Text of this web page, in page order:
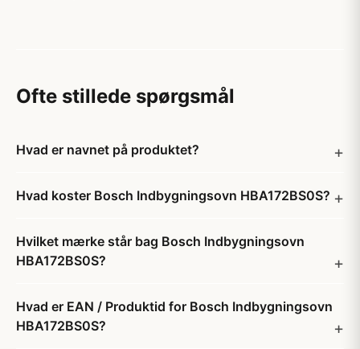
Ofte stillede spørgsmål
Hvad er navnet på produktet?
Hvad koster Bosch Indbygningsovn HBA172BS0S?
Hvilket mærke står bag Bosch Indbygningsovn
HBA172BS0S?
Hvad er EAN / Produktid for Bosch Indbygningsovn
HBA172BS0S?